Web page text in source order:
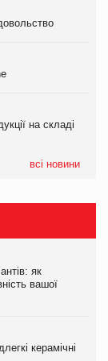
на складі
всі новини
на
на складі
як
вашої
керамічні